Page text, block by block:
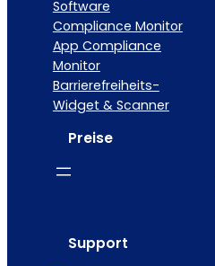
Software
Compliance Monitor
App Compliance
Monitor
Barrierefreiheits-
Widget & Scanner
Preise
Support